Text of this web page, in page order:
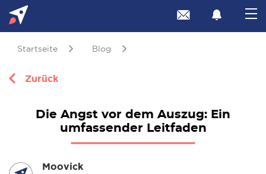
Startseite Blog
Zurück
Die Angst vor dem Auszug: Ein
umfassender Leitfaden
Moovick